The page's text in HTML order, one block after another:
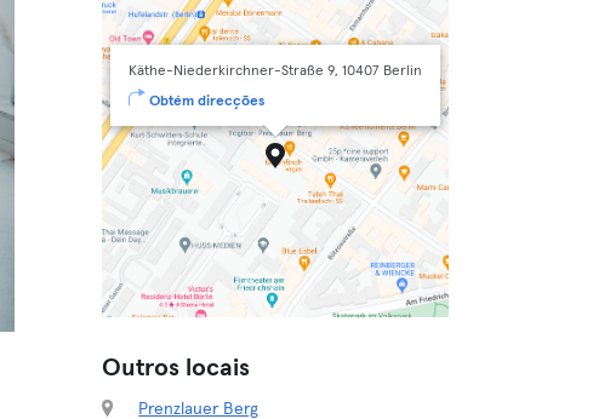
Käthe-Niederkirchner-Straße 9, 10407 Berlin
Obtém direcções
Outros locais
Prenzlauer Berg